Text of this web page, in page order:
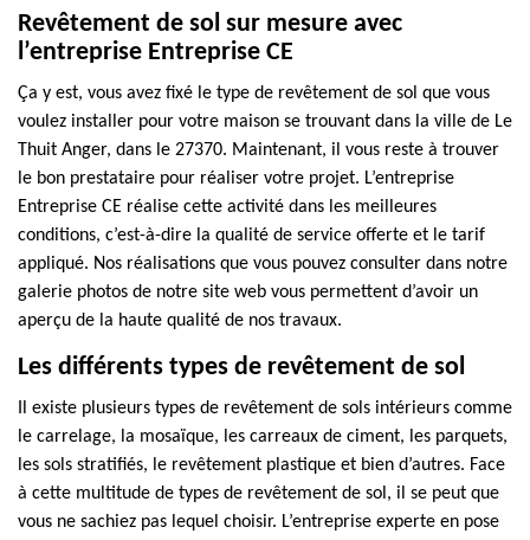
Revêtement de sol sur mesure avec
l’entreprise Entreprise CE
Ça y est, vous avez fixé le type de revêtement de sol que vous
voulez installer pour votre maison se trouvant dans la ville de Le
Thuit Anger, dans le 27370. Maintenant, il vous reste à trouver
le bon prestataire pour réaliser votre projet. L’entreprise
Entreprise CE réalise cette activité dans les meilleures
conditions, c’est-à-dire la qualité de service offerte et le tarif
appliqué. Nos réalisations que vous pouvez consulter dans notre
galerie photos de notre site web vous permettent d’avoir un
aperçu de la haute qualité de nos travaux.
Les différents types de revêtement de sol
Il existe plusieurs types de revêtement de sols intérieurs comme
le carrelage, la mosaïque, les carreaux de ciment, les parquets,
les sols stratifiés, le revêtement plastique et bien d’autres. Face
à cette multitude de types de revêtement de sol, il se peut que
vous ne sachiez pas lequel choisir. L’entreprise experte en pose